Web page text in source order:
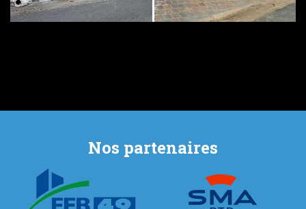
Nos partenaires